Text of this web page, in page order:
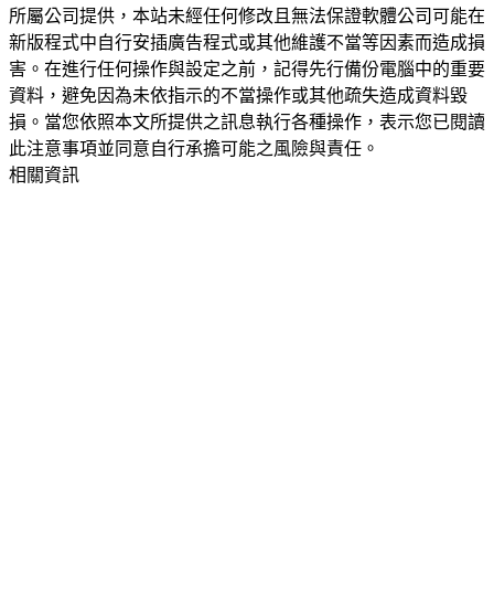
所屬公司提供，本站未經任何修改且無法保證軟體公司可能在
新版程式中自行安插廣告程式或其他維護不當等因素而造成損
害。在進行任何操作與設定之前，記得先行備份電腦中的重要
資料，避免因為未依指示的不當操作或其他疏失造成資料毀
損。當您依照本文所提供之訊息執行各種操作，表示您已閱讀
此注意事項並同意自行承擔可能之風險與責任。
相關資訊